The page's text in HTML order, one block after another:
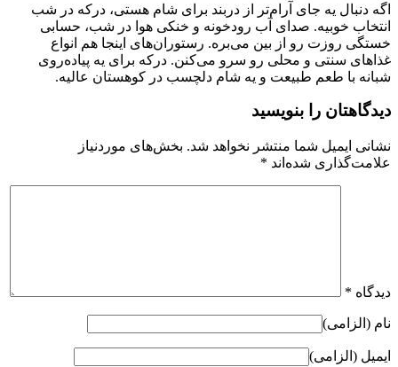
اگه دنبال یه جای آرام‌تر از دربند برای شام هستی، درکه در شب
انتخاب خوبیه. صدای آب رودخونه و خنکی هوا در شب، حسابی
خستگی روزت رو از بین می‌بره. رستوران‌های اینجا هم انواع
غذاهای سنتی و محلی رو سرو می‌کنن. درکه برای یه پیاده‌روی
شبانه با طعم طبیعت و یه شام دلچسب در کوهستان عالیه.
دیدگاهتان را بنویسید
نشانی ایمیل شما منتشر نخواهد شد. بخش‌های موردنیاز
علامت‌گذاری شده‌اند *
دیدگاه *
نام (الزامی)
ایمیل (الزامی)